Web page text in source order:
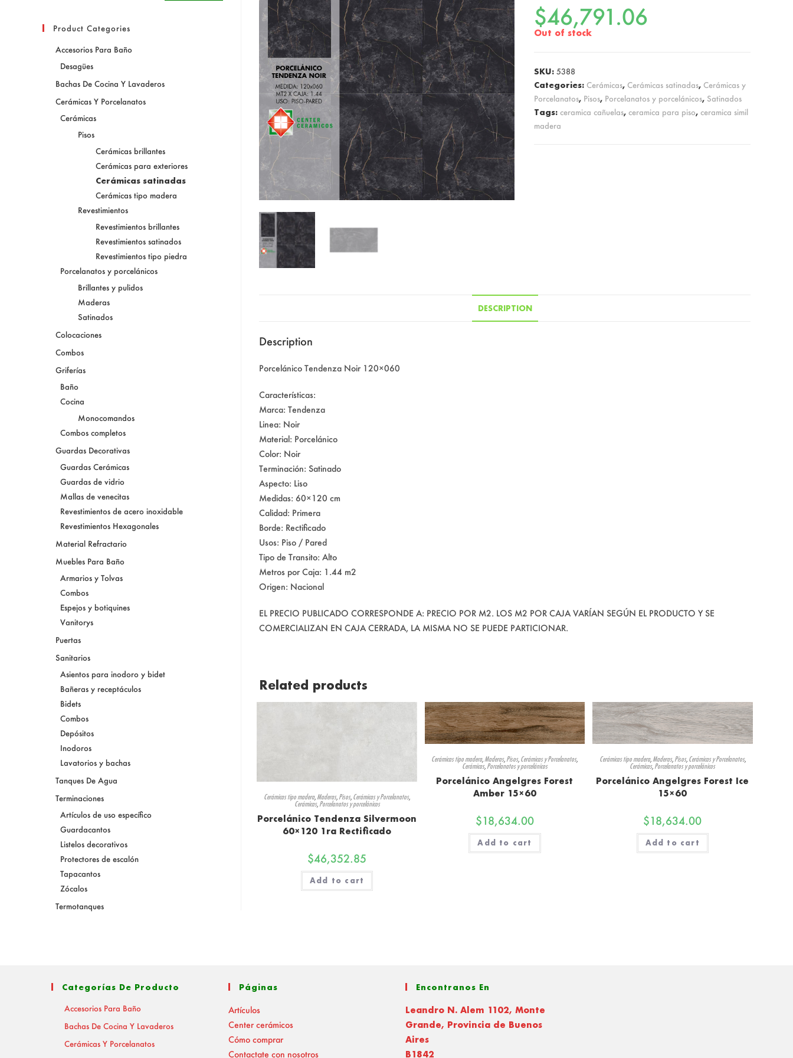
$46,791.06
Out of stock
SKU:5388
Categories: Cerámicas, Cerámicas satinadas, Cerámicas y
Porcelanatos, Pisos, Porcelanatos y porcelánicos, Satinados
Tags:ceramica cañuelas,ceramica para piso,ceramica simil
madera
DESCRIPTION
Description
Porcelánico Tendenza Noir 120×060
Características:
Marca: Tendenza
Linea: Noir
Material: Porcelánico
Color: Noir
Terminación: Satinado
Aspecto: Liso
Medidas: 60×120 cm
Calidad: Primera
Borde: Rectificado
Usos: Piso / Pared
Tipo de Transito: Alto
Metros por Caja: 1.44 m2
Origen: Nacional
EL PRECIO PUBLICADO CORRESPONDE A: PRECIO POR M2. LOS M2 POR CAJA VARÍAN SEGÚN EL PRODUCTO Y SE
COMERCIALIZAN EN CAJA CERRADA, LA MISMA NO SE PUEDE PARTICIONAR.
Related products
Cerámicas tipo madera,Maderas, Pisos, Cerámicas y Porcelanatos,
Cerámicas, Porcelanatos y porcelánicos
Porcelánico Tendenza Silvermoon
60×120 1ra Rectificado
$46,352.85
Add to cart
Cerámicas tipo madera, Maderas, Pisos, Cerámicas y Porcelanatos,
Cerámicas, Porcelanatos y porcelánicos
Porcelánico Angelgres Forest
Amber 15×60
$18,634.00
Add to cart
Cerámicas tipo madera, Maderas, Pisos, Cerámicas y Porcelanatos,
Cerámicas, Porcelanatos y porcelánicos
Porcelánico Angelgres Forest Ice
15×60
$18,634.00
Add to cart
Product Categories
Accesorios Para Baño
Desagües
Bachas De Cocina Y Lavaderos
Cerámicas Y Porcelanatos
Cerámicas
Pisos
Cerámicas brillantes
Cerámicas para exteriores
Cerámicas satinadas
Cerámicas tipo madera
Revestimientos
Revestimientos brillantes
Revestimientos satinados
Revestimientos tipo piedra
Porcelanatos y porcelánicos
Brillantes y pulidos
Maderas
Satinados
Colocaciones
Combos
Griferías
Baño
Cocina
Monocomandos
Combos completos
Guardas Decorativas
Guardas Cerámicas
Guardas de vidrio
Mallas de venecitas
Revestimientos de acero inoxidable
Revestimientos Hexagonales
Material Refractario
Muebles Para Baño
Armarios y Tolvas
Combos
Espejos y botiquines
Vanitorys
Puertas
Sanitarios
Asientos para inodoro y bidet
Bañeras y receptáculos
Bidets
Combos
Depósitos
Inodoros
Lavatorios y bachas
Tanques De Agua
Terminaciones
Artículos de uso específico
Guardacantos
Listelos decorativos
Protectores de escalón
Tapacantos
Zócalos
Termotanques
Categorías De Producto
Accesorios Para Baño
Bachas De Cocina Y Lavaderos
Cerámicas Y Porcelanatos
Páginas
Artículos
Center cerámicos
Cómo comprar
Contactate con nosotros
Encontranos En
Leandro N. Alem 1102, Monte
Grande, Provincia de Buenos
Aires
B1842